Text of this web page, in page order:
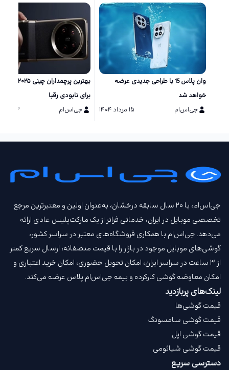
وان پلاس 15 با طراحی جدیدی عرضه
خواهد شد
جی‌اس‌ام
۱۵ مرداد ۱۴۰۴
برای نابودی رقبا
جی‌اس‌ام
۱۳ مرداد ۱۴۰۴
جی‌اس‌ام، با ۲۰ سال سابقه درخشان، به‌عنوان اولین و معتبرترین مرجع
تخصصی موبایل در ایران، خدماتی فراتر از یک مارکت‌پلیس عادی ارائه
می‌دهد. جی‌اس‌ام با همکاری فروشگاه‌های معتبر در سراسر کشور،
گوشی‌های موبایل موجود در بازار را با قیمت‌ منصفانه، ارسال سریع کمتر
از ۳ ساعت در سراسر ایران، امکان تحویل حضوری، امکان خرید اعتباری و
امکان معاوضه گوشی کارکرده و بیمه جی‌اس‌ام‌ پلاس عرضه می‌کند.
لینک‌های پربازدید
قیمت گوشی‌ها
قیمت گوشی سامسونگ
قیمت گوشی اپل
قیمت گوشی شیائومی
دسترسی سریع